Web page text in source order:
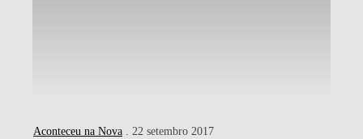
Aconteceu na Nova . 22 setembro 2017